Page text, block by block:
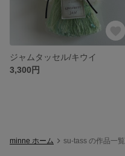
ジャムタッセル/キウイ
3,300円
minne ホーム su-tass の作品一覧